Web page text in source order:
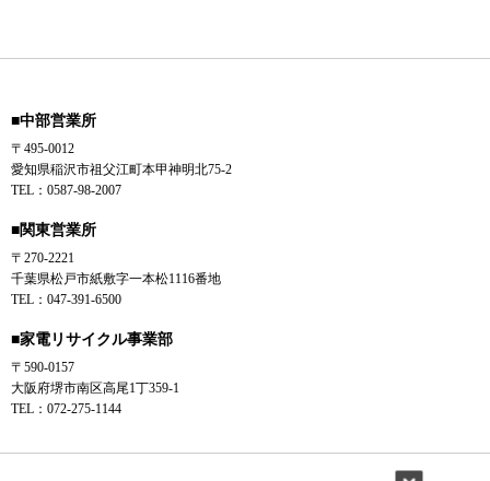
■中部営業所
〒495-0012
愛知県稲沢市祖父江町本甲神明北75-2
TEL：0587-98-2007
■関東営業所
〒270-2221
千葉県松戸市紙敷字一本松1116番地
TEL：047-391-6500
■家電リサイクル事業部
〒590-0157
大阪府堺市南区高尾1丁359-1
TEL：072-275-1144